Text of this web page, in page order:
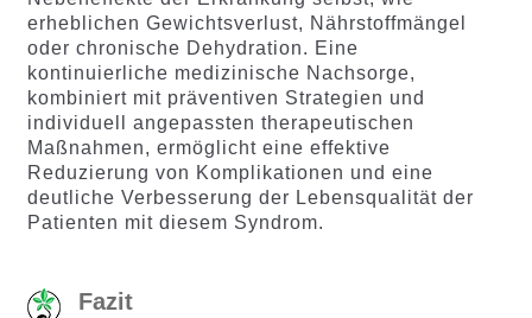
erheblichen Gewichtsverlust, Nährstoffmängel
oder chronische Dehydration. Eine
kontinuierliche medizinische Nachsorge,
kombiniert mit präventiven Strategien und
individuell angepassten therapeutischen
Maßnahmen, ermöglicht eine effektive
Reduzierung von Komplikationen und eine
deutliche Verbesserung der Lebensqualität der
Patienten mit diesem Syndrom.
Fazit